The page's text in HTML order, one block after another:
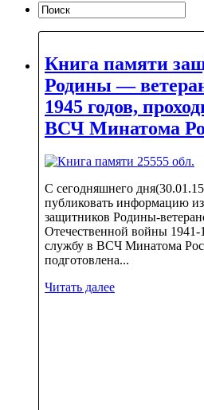
Книга памяти
Родины —
1945 годов,
ВСЧ Минатома
С сегодняшнего
публиковать информацию
защитников Родины-
Отечественной войны
службу в ВСЧ Минатома
подготовлена...
Читать далее